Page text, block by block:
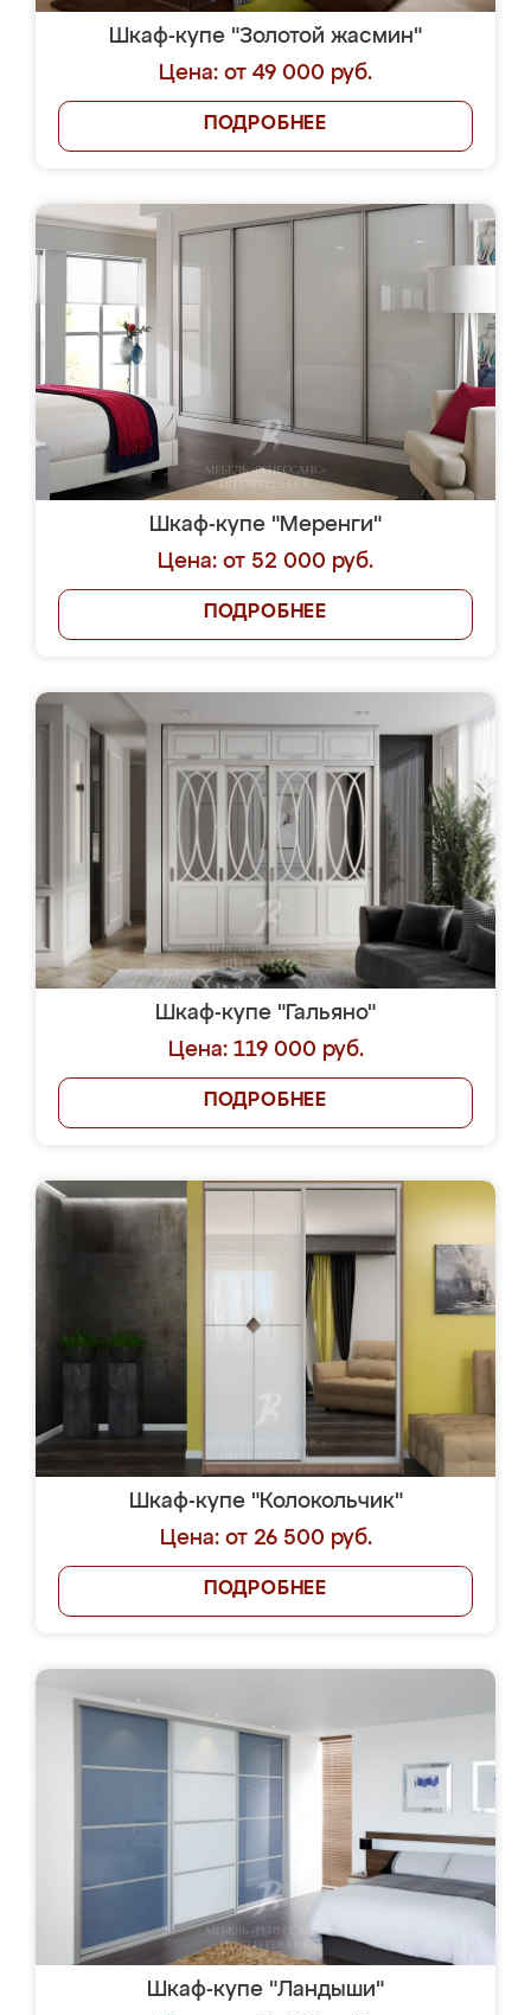
Шкаф-купе "Золотой жасмин"
Цена: от 49 000 руб.
ПОДРОБНЕЕ
Шкаф-купе "Меренги"
Цена: от 52 000 руб.
ПОДРОБНЕЕ
Шкаф-купе "Гальяно"
Цена: 119 000 руб.
ПОДРОБНЕЕ
Шкаф-купе "Колокольчик"
Цена: от 26 500 руб.
ПОДРОБНЕЕ
Шкаф-купе "Ландыши"